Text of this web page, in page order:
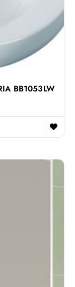
BB1053LW